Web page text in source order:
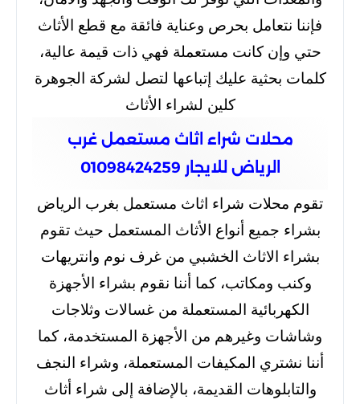
فإننا نتعامل بحرص وعناية فائقة مع قطع الأثاث
حتي وإن كانت مستعملة فهي ذات قيمة عالية،
كلمات بحثية عليك إتباعها لتصل لشركة الجوهرة
كلين لشراء الأثاث
محلات شراء اثاث مستعمل غرب
الرياض للايجار 01098424259
تقوم محلات شراء اثاث مستعمل بغرب الرياض
بشراء جميع أنواع الأثاث المستعمل حيث تقوم
بشراء الاثاث الخشبي من غرف نوم وانتريهات
وكنب ومكاتب، كما أننا نقوم بشراء الأجهزة
الكهربائية المستعملة من غسالات وثلاجات
وشاشات وغيرهم من الأجهزة المستخدمة، كما
أننا نشتري المكيفات المستعملة، وشراء النجف
والتابلوهات القديمة، بالإضافة إلى شراء أثاث